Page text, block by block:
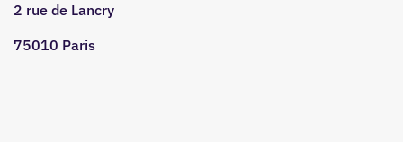
2 rue de Lancry
75010 Paris